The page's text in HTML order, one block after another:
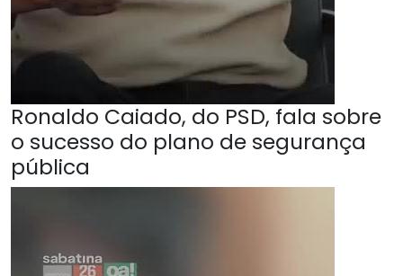
Ronaldo Caiado, do PSD, fala sobre
o sucesso do plano de segurança
pública